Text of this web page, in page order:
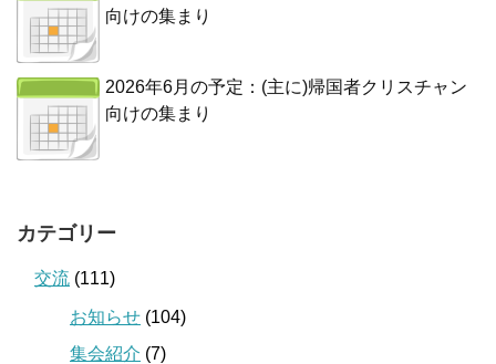
向けの集まり
2026年6月の予定：(主に)帰国者クリスチャン
向けの集まり
カテゴリー
交流 (111)
お知らせ (104)
集会紹介 (7)